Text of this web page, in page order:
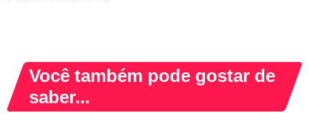
Você também pode gostar de
saber...